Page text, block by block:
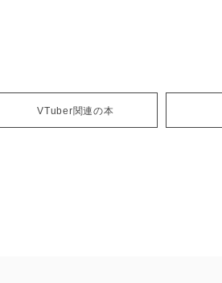
VTuber関連の本